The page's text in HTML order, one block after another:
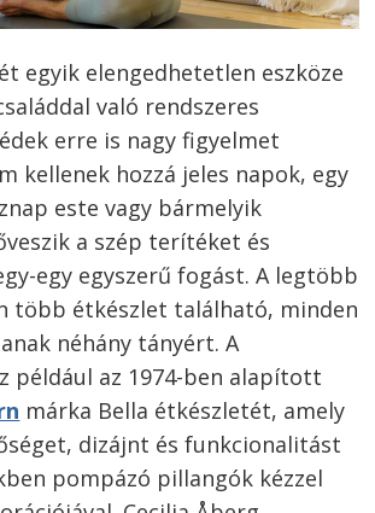
egyik elengedhetetlen eszköze
való rendszeres
erre is nagy figyelmet
kellenek hozzá jeles napok, egy
este vagy bármelyik
a szép terítéket és
egy egyszerű fogást. A legtöbb
több étkészlet található, minden
néhány tányért. A
például az 1974-ben alapított
márka Bella étkészletét, amely
dizájnt és funkcionalitást
pompázó pillangók kézzel